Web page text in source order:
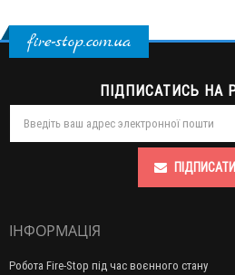
fire-stop.com.ua
ПІДПИСАТИСЬ НА
ІНФОРМАЦІЯ
Робота Fire-Stop під час воєнного стану